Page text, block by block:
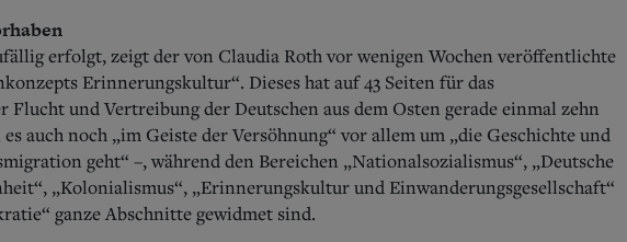
erfolgt, zeigt der von Claudia Roth vor wenigen Wochen veröffentlichte
Erinnerungskultur“. Dieses hat auf 43 Seiten für das
Flucht und Vertreibung der Deutschen aus dem Osten gerade einmal zehn
auch noch „im Geiste der Versöhnung“ vor allem um „die Geschichte und
geht“ –, während den Bereichen „Nationalsozialismus“, „Deutsche
„Kolonialismus“, „Erinnerungskultur und Einwanderungsgesellschaft“
ganze Abschnitte gewidmet sind.